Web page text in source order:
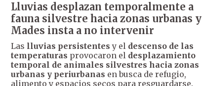
Lluvias desplazan temporalmente a
fauna silvestre hacia zonas urbanas y
Mades insta a no intervenir
Las lluvias persistentes y el descenso de las
temperaturas provocaron el desplazamiento
temporal de animales silvestres hacia zonas
urbanas y periurbanas en busca de refugio,
alimento y espacios secos para resguardarse.